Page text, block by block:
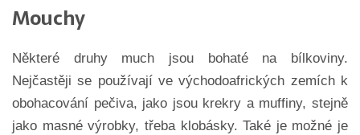
Mouchy
Některé druhy much jsou bohaté na bílkoviny.
Nejčastěji se používají ve východoafrických zemích k
obohacování pečiva, jako jsou krekry a muffiny, stejně
jako masné výrobky, třeba klobásky. Také je možné je